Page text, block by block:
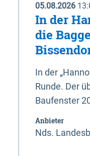
05.08.2026
In der
die
In der
Runde. Der
Baufenster
Anbieter
Nds.